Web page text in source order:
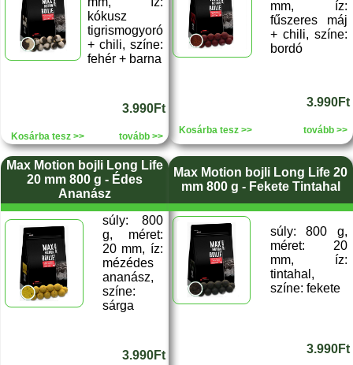
kókusz
tigrismogyoró
+ chili, színe:
fehér + barna
3.990Ft
Kosárba tesz >> tovább >>
mm, íz:
fűszeres máj
+ chili, színe:
bordó
3.990Ft
Kosárba tesz >> tovább >>
Max Motion bojli Long Life
20 mm 800 g - Édes
Ananász
súly: 800
g, méret:
20 mm, íz:
mézédes
ananász,
színe:
sárga
3.990Ft
Max Motion bojli Long Life 20
mm 800 g - Fekete Tintahal
súly: 800 g,
méret: 20
mm, íz:
tintahal,
színe: fekete
3.990Ft